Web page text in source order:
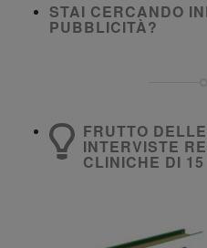
STAI CERCANDO
PUBBLICITÀ?
FRUTTO
INTERVISTE
CLINICHE DI